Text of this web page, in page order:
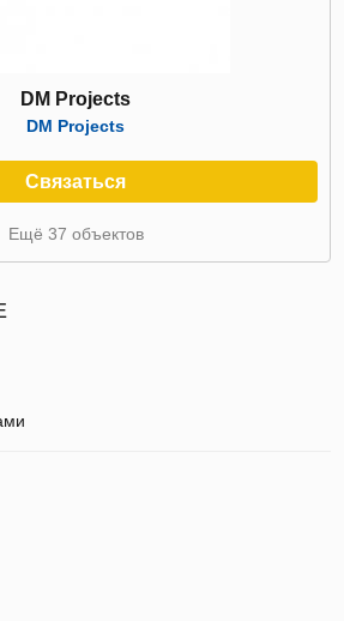
DM Projects
DM Projects
Связаться
Ещё 37 объектов